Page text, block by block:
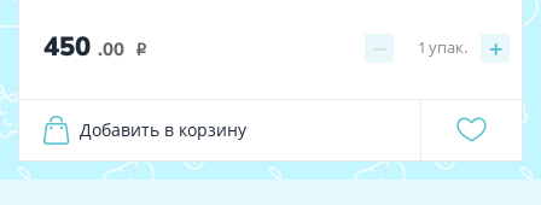
450 .00 i − +
1 упак.
Добавить в корзину